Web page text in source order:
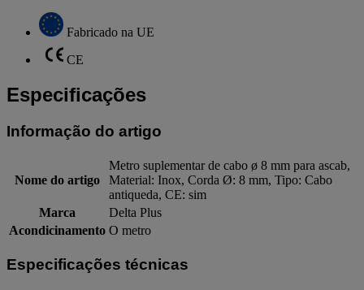
Fabricado na UE
CE
Especificações
Informação do artigo
Nome do artigo
Metro suplementar de cabo ø 8 mm para ascab,
Material: Inox, Corda Ø: 8 mm, Tipo: Cabo
antiqueda, CE: sim
Marca
Delta Plus
Acondicinamento O metro
Especificações técnicas